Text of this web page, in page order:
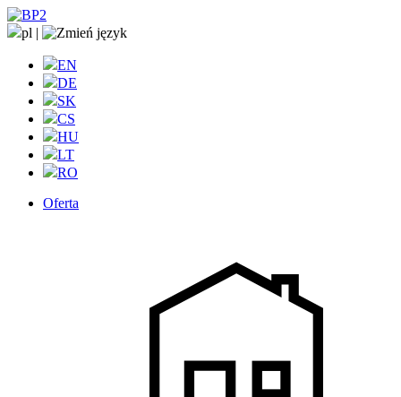
pl |
EN
DE
SK
CS
HU
LT
RO
Oferta